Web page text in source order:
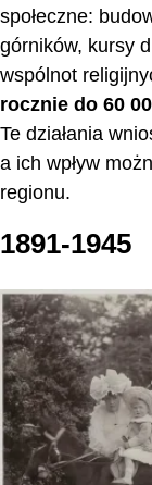
społeczne:
górników, kursy
wspólnot
rocznie do 60
Te działania
a ich wpływ
regionu.
1891-1945